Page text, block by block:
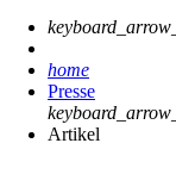
home
Presse
Artikel